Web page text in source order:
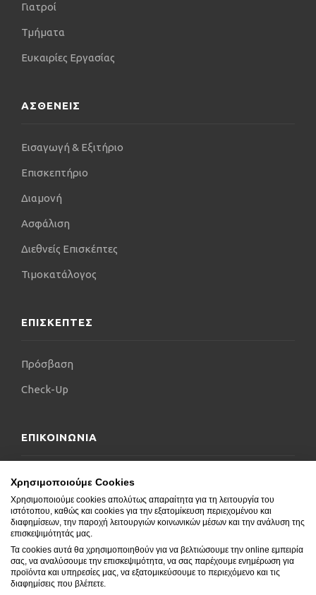
Γιατροί
Τμήματα
Ευκαιρίες Εργασίας
ΑΣΘΕΝΕΙΣ
Εισαγωγή & Εξιτήριο
Επισκεπτήριο
Διαμονή
Ασφάλιση
Διεθνείς Επισκέπτες
Τιμοκατάλογος
ΕΠΙΣΚΕΠΤΕΣ
Πρόσβαση
Check-Up
ΕΠΙΚΟΙΝΩΝΙΑ
Επικοινωνήστε μαζί μας
Δήλωση Προσβασιμότητας
Συχνές Ερωτήσεις
Blog
Χρησιμοποιούμε Cookies
Χρησιμοποιούμε cookies απολύτως απαραίτητα για τη λειτουργία του
ιστότοπου, καθώς και cookies για την εξατομίκευση περιεχομένου και
διαφημίσεων, την παροχή λειτουργιών κοινωνικών μέσων και την ανάλυση της
επισκεψιμότητάς μας.
Τα cookies αυτά θα χρησιμοποιηθούν για να βελτιώσουμε την online εμπειρία
σας, να αναλύσουμε την επισκεψιμότητα, να σας παρέχουμε ενημέρωση για
προϊόντα και υπηρεσίες μας, να εξατομικεύσουμε το περιεχόμενο και τις
διαφημίσεις που βλέπετε.